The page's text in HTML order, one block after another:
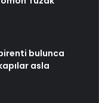
bulunca
asla